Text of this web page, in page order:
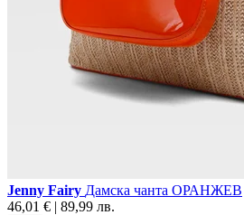
Jenny Fairy Дамска чанта ОРАНЖЕВ
46,01 € | 89,99 лв.